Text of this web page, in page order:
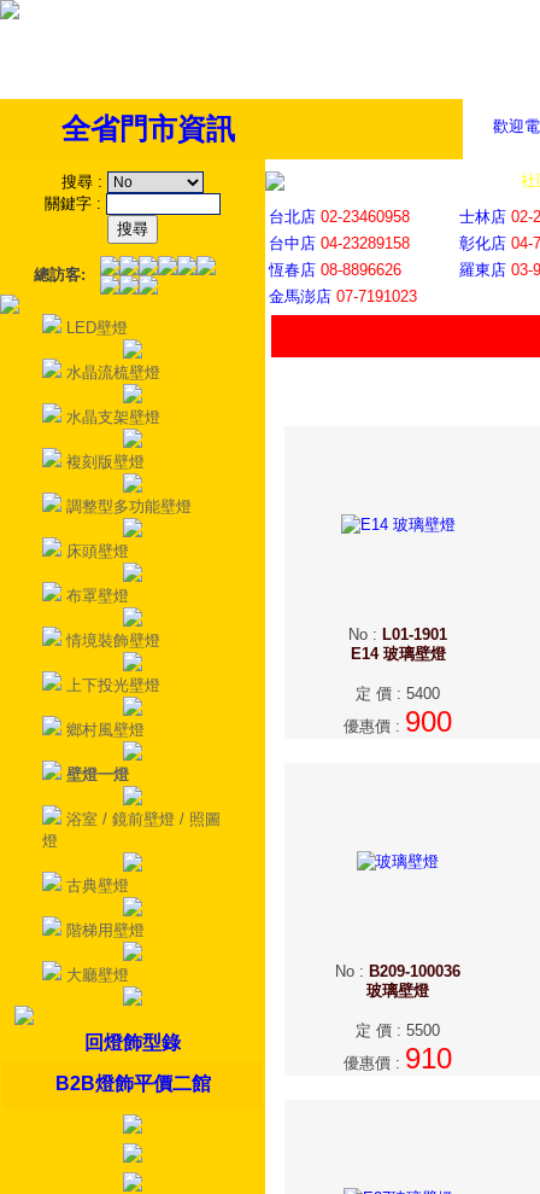
歡迎
全省門市資訊
搜尋 :
關鍵字 :
總訪客:
LED壁燈
水晶流梳壁燈
水晶支架壁燈
複刻版壁燈
調整型多功能壁燈
床頭壁燈
布罩壁燈
情境裝飾壁燈
上下投光壁燈
鄉村風壁燈
壁燈一燈
浴室 / 鏡前壁燈 / 照圖
燈
古典壁燈
階梯用壁燈
大廳壁燈
回燈飾型錄
B2B燈飾平價二館
社
台北店 02-23460958 士林店 02-
台中店 04-23289158 彰化店 04-
恆春店 08-8896626 羅東店 03-
金馬澎店 07-7191023
No : L01-1901
E14 玻璃壁燈
定 價 : 5400
優惠價 : 900
No : B209-100036
玻璃壁燈
定 價 : 5500
優惠價 : 910